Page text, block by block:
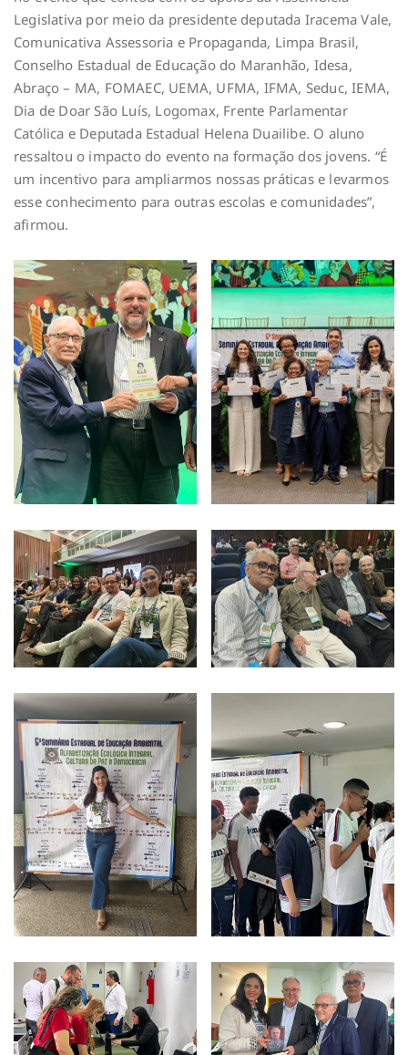
Legislativa por meio da presidente deputada Iracema Vale,
Comunicativa Assessoria e Propaganda, Limpa Brasil,
Conselho Estadual de Educação do Maranhão, Idesa,
Abraço – MA, FOMAEC, UEMA, UFMA, IFMA, Seduc, IEMA,
Dia de Doar São Luís, Logomax, Frente Parlamentar
Católica e Deputada Estadual Helena Duailibe. O aluno
ressaltou o impacto do evento na formação dos jovens. “É
um incentivo para ampliarmos nossas práticas e levarmos
esse conhecimento para outras escolas e comunidades”,
afirmou.